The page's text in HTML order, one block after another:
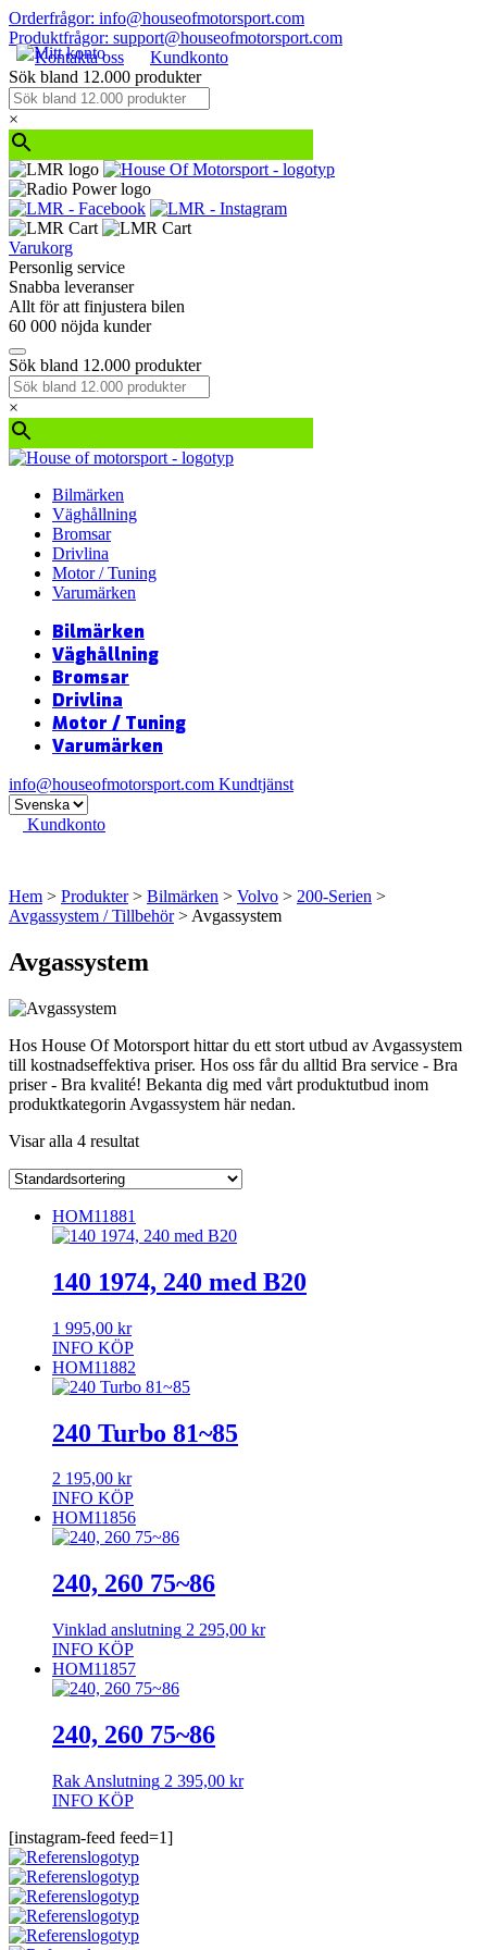
Orderfrågor: info@houseofmotorsport.com
Produktfrågor: support@houseofmotorsport.com
Kontakta oss
Kundkonto
Sök bland 12.000 produkter
×
Varukorg
Personlig service
Snabba leveranser
Allt för att finjustera bilen
60 000 nöjda kunder
Sök bland 12.000 produkter
×
Bilmärken
Väghållning
Bromsar
Drivlina
Motor / Tuning
Varumärken
Bilmärken
Väghållning
Bromsar
Drivlina
Motor / Tuning
Varumärken
info@houseofmotorsport.com Kundtjänst
Kundkonto
Hem > Produkter> Bilmärken > Volvo > 200-Serien >
Avgassystem / Tillbehör> Avgassystem
Avgassystem
Hos House Of Motorsport hittar du ett stort utbud av Avgassystem
till kostnadseffektiva priser. Hos oss får du alltid Bra service - Bra
priser - Bra kvalité! Bekanta dig med vårt produktutbud inom
produktkategorin Avgassystem här nedan.
Visar alla 4 resultat
HOM11881
140 1974, 240 med B20
1 995,00 kr
INFO KÖP
HOM11882
240 Turbo 81~85
2 195,00 kr
INFO KÖP
HOM11856
240, 260 75~86
Vinklad anslutning 2 295,00 kr
INFO KÖP
HOM11857
240, 260 75~86
Rak Anslutning 2 395,00 kr
INFO KÖP
[instagram-feed feed=1]